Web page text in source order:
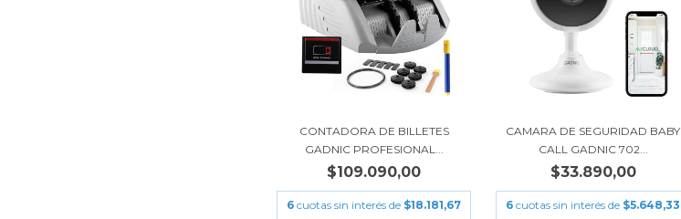
CONTADORA DE BILLETES
GADNIC PROFESIONAL...
$109.090,00
6 cuotas sin interés de $18.181,67
CAMARA DE SEGURIDAD BABY
CALL GADNIC 702...
$33.890,00
6 cuotas sin interés de $5.648,33